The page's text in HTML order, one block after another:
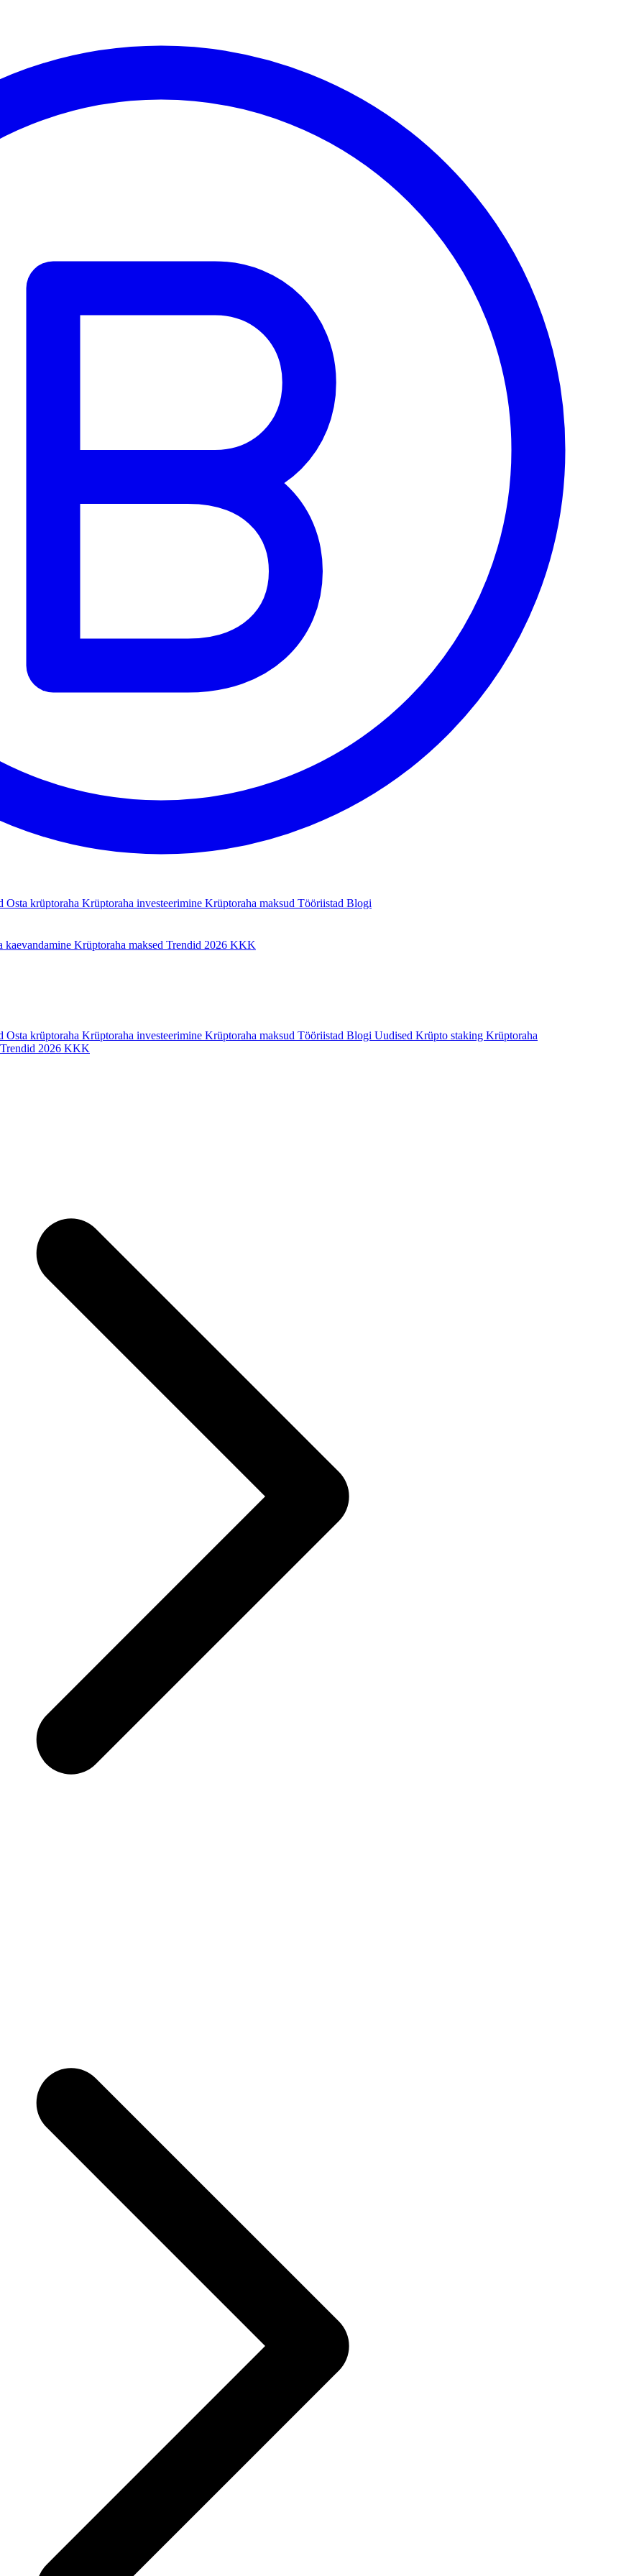
Osta krüptoraha Krüptoraha investeerimine Krüptoraha maksud Tööriistad Blogi
kaevandamine Krüptoraha maksed Trendid 2026 KKK
Osta krüptoraha Krüptoraha investeerimine Krüptoraha maksud Tööriistad Blogi Uudised Krüpto staking Krüptoraha
Trendid 2026 KKK